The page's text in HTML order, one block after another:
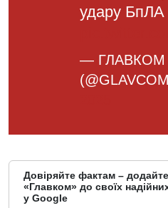
удару БпЛА
— ГЛАВКОМ
Довіряйте фактам – додайте
«Главком» до своїх
у Google